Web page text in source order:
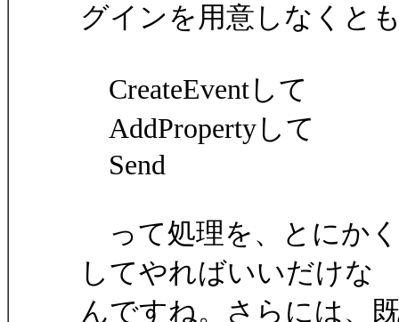
グインを用意しなくと
CreateEventして
AddPropertyして
Send
って処理を、とにか
してやればいいだけな
んですね。さらには、